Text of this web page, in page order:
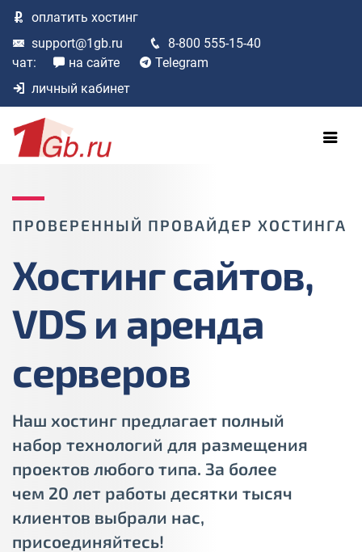
оплатить хостинг
support@1gb.ru
8-800 555-15-40
чат:
на сайте
Telegram
личный кабинет
ПРОВЕРЕННЫЙ ПРОВАЙДЕР ХОСТИНГА
Хостинг сайтов,
VDS и аренда
серверов
Наш хостинг предлагает полный
набор технологий для размещения
проектов любого типа. За более
чем 20 лет работы десятки тысяч
клиентов выбрали нас,
присоединяйтесь!